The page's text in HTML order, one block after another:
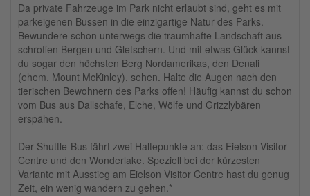
Da private Fahrzeuge im Park nicht erlaubt sind, geht es mit
parkeigenen Bussen in die einzigartige Natur des Parks.
Bewundere schon unterwegs die traumhafte Landschaft aus
schroffen Bergen und Gletschern. Und mit etwas Glück kannst
du sogar den höchsten Berg Nordamerikas, den Denali
(ehem. Mount McKinley), sehen. Halte die Augen nach den
tierischen Bewohnern des Parks offen! Häufig kannst du schon
vom Bus aus Dallschafe, Elche, Wölfe und Grizzlybären
erspähen.
Der Shuttle-Bus fährt zwei Haltepunkte an: das Eielson Visitor
Centre und den Wonderlake. Speziell bei der kürzesten
Variante mit Ausstieg am Eielson Visitor Centre hast du genug
Zeit, ein wenig wandern zu gehen.*